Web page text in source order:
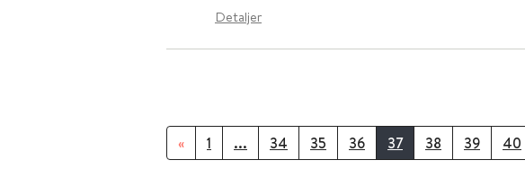
Detaljer
« 1 ... 34 35 36 37 38 39 40